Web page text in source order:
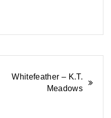
Whitefeather – K.T.
Meadows